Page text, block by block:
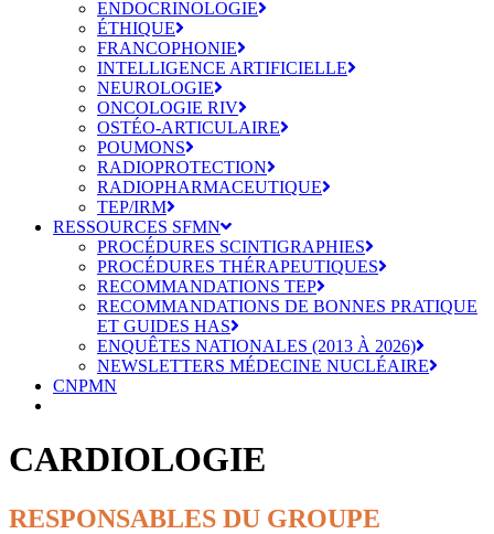
ENDOCRINOLOGIE
ÉTHIQUE
FRANCOPHONIE
INTELLIGENCE ARTIFICIELLE
NEUROLOGIE
ONCOLOGIE RIV
OSTÉO-ARTICULAIRE
POUMONS
RADIOPROTECTION
RADIOPHARMACEUTIQUE
TEP/IRM
RESSOURCES SFMN
PROCÉDURES SCINTIGRAPHIES
PROCÉDURES THÉRAPEUTIQUES
RECOMMANDATIONS TEP
RECOMMANDATIONS DE BONNES PRATIQUE
ET GUIDES HAS
ENQUÊTES NATIONALES (2013 À 2026)
NEWSLETTERS MÉDECINE NUCLÉAIRE
CNPMN
CARDIOLOGIE
RESPONSABLES DU GROUPE